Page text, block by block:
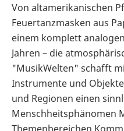
Von altamerikanischen
Feuertanzmasken aus
einem komplett
Jahren – die
"MusikWelten" schafft
Instrumente und
und Regionen einen
Menschheitsphänomen